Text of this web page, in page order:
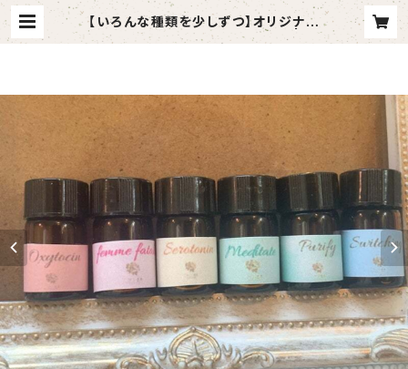
【いろんな種類を少しずつ】オリジナル
ブレンド精油おためしミニセット | ア